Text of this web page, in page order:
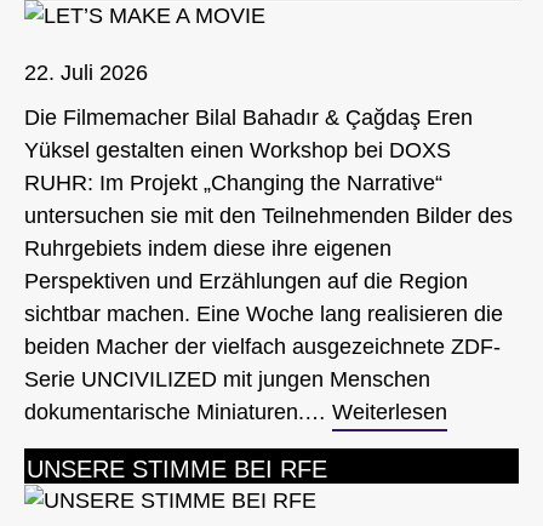
22. Juli 2026
Die Filmemacher Bilal Bahadır & Çağdaş Eren
Yüksel gestalten einen Workshop bei DOXS
RUHR: Im Projekt „Changing the Narrative“
untersuchen sie mit den Teilnehmenden Bilder des
Ruhrgebiets indem diese ihre eigenen
Perspektiven und Erzählungen auf die Region
sichtbar machen. Eine Woche lang realisieren die
beiden Macher der vielfach ausgezeichnete ZDF-
Serie UNCIVILIZED mit jungen Menschen
dokumentarische Miniaturen.… Weiterlesen
UNSERE STIMME BEI RFE